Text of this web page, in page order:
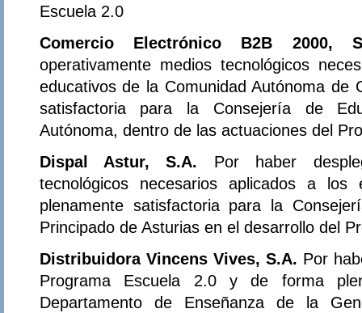
Escuela 2.0
Comercio Electrónico B2B 2000,
operativamente medios tecnológicos
educativos de la Comunidad Autónoma de
satisfactoria para la Consejería de
Autónoma, dentro de las actuaciones del
Dispal Astur, S.A. Por haber
tecnológicos necesarios aplicados a los
plenamente satisfactoria para la
Principado de Asturias en el desarrollo del
Distribuidora Vincens Vives, S.A. Por
Programa Escuela 2.0 y de forma
Departamento de Enseñanza de la